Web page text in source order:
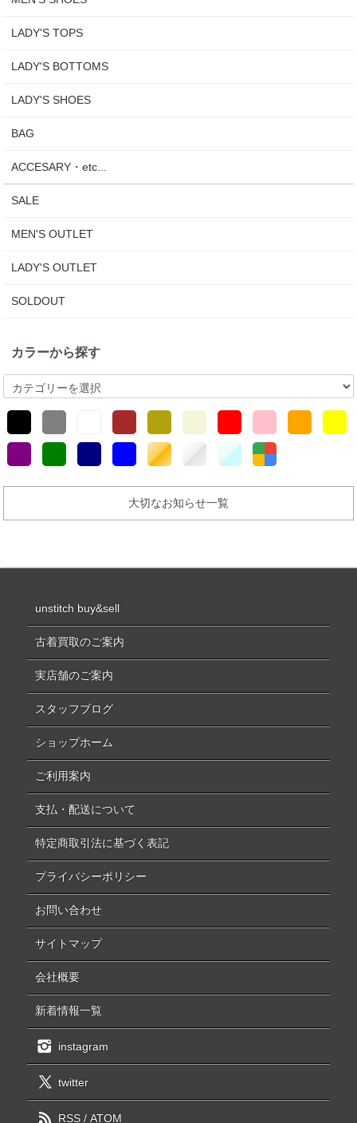
LADY'S TOPS
LADY'S BOTTOMS
LADY'S SHOES
BAG
ACCESARY・etc...
SALE
MEN'S OUTLET
LADY'S OUTLET
SOLDOUT
カラーから探す
大切なお知らせ一覧
unstitch buy&sell
古着買取のご案内
実店舗のご案内
スタッフブログ
ショップホーム
ご利用案内
支払・配送について
特定商取引法に基づく表記
プライバシーポリシー
お問い合わせ
サイトマップ
会社概要
新着情報一覧
instagram
twitter
RSS/ ATOM